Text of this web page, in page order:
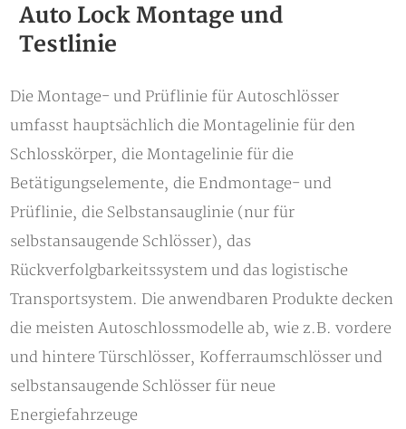
Auto Lock Montage und
Testlinie
Die Montage- und Prüflinie für Autoschlösser
umfasst hauptsächlich die Montagelinie für den
Schlosskörper, die Montagelinie für die
Betätigungselemente, die Endmontage- und
Prüflinie, die Selbstansauglinie (nur für
selbstansaugende Schlösser), das
Rückverfolgbarkeitssystem und das logistische
Transportsystem. Die anwendbaren Produkte decken
die meisten Autoschlossmodelle ab, wie z.B. vordere
und hintere Türschlösser, Kofferraumschlösser und
selbstansaugende Schlösser für neue
Energiefahrzeuge